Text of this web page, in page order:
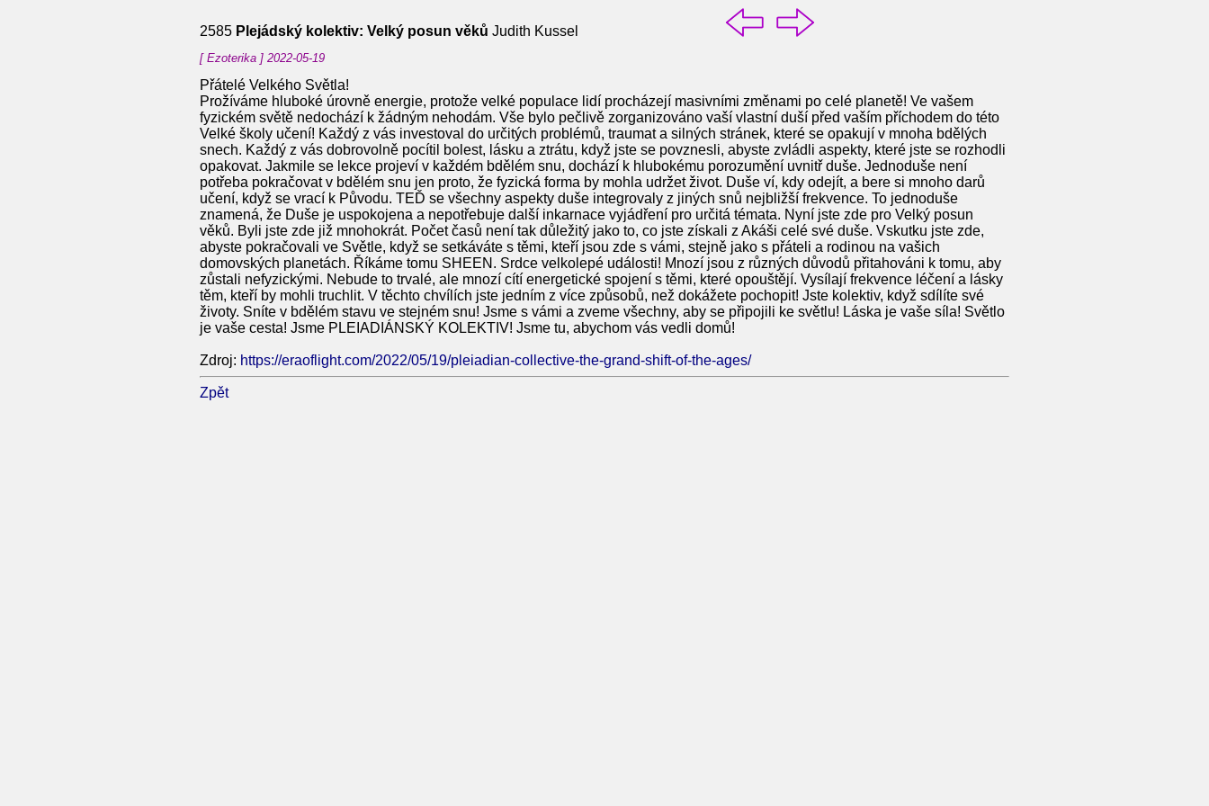
2585 Plejádský kolektiv: Velký posun věků Judith Kussel
[ Ezoterika ] 2022-05-19
Přátelé Velkého Světla!
Prožíváme hluboké úrovně energie, protože velké populace lidí procházejí masivními změnami po celé planetě! Ve vašem
fyzickém světě nedochází k žádným nehodám. Vše bylo pečlivě zorganizováno vaší vlastní duší před vaším příchodem do této
Velké školy učení! Každý z vás investoval do určitých problémů, traumat a silných stránek, které se opakují v mnoha bdělých
snech. Každý z vás dobrovolně pocítil bolest, lásku a ztrátu, když jste se povznesli, abyste zvládli aspekty, které jste se rozhodli
opakovat. Jakmile se lekce projeví v každém bdělém snu, dochází k hlubokému porozumění uvnitř duše. Jednoduše není
potřeba pokračovat v bdělém snu jen proto, že fyzická forma by mohla udržet život. Duše ví, kdy odejít, a bere si mnoho darů
učení, když se vrací k Původu. TEĎ se všechny aspekty duše integrovaly z jiných snů nejbližší frekvence. To jednoduše
znamená, že Duše je uspokojena a nepotřebuje další inkarnace vyjádření pro určitá témata. Nyní jste zde pro Velký posun
věků. Byli jste zde již mnohokrát. Počet časů není tak důležitý jako to, co jste získali z Akáši celé své duše. Vskutku jste zde,
abyste pokračovali ve Světle, když se setkáváte s těmi, kteří jsou zde s vámi, stejně jako s přáteli a rodinou na vašich
domovských planetách. Říkáme tomu SHEEN. Srdce velkolepé události! Mnozí jsou z různých důvodů přitahováni k tomu, aby
zůstali nefyzickými. Nebude to trvalé, ale mnozí cítí energetické spojení s těmi, které opouštějí. Vysílají frekvence léčení a lásky
těm, kteří by mohli truchlit. V těchto chvílích jste jedním z více způsobů, než dokážete pochopit! Jste kolektiv, když sdílíte své
životy. Sníte v bdělém stavu ve stejném snu! Jsme s vámi a zveme všechny, aby se připojili ke světlu! Láska je vaše síla! Světlo
je vaše cesta! Jsme PLEIADIÁNSKÝ KOLEKTIV! Jsme tu, abychom vás vedli domů!
Zdroj: https://eraoflight.com/2022/05/19/pleiadian-collective-the-grand-shift-of-the-ages/
Zpět